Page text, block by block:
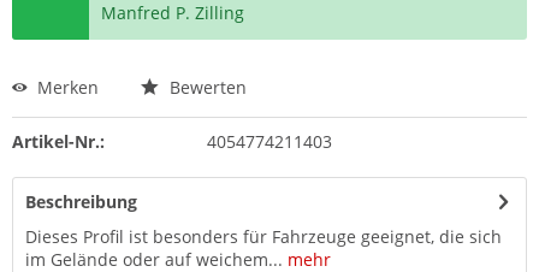
Manfred P. Zilling
Merken Bewerten
Artikel-Nr.: 4054774211403
Beschreibung
Dieses Profil ist besonders für Fahrzeuge geeignet, die sich
im Gelände oder auf weichem... mehr